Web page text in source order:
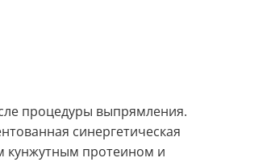
процедуры выпрямления.
синергетическая
кунжутным протеином и